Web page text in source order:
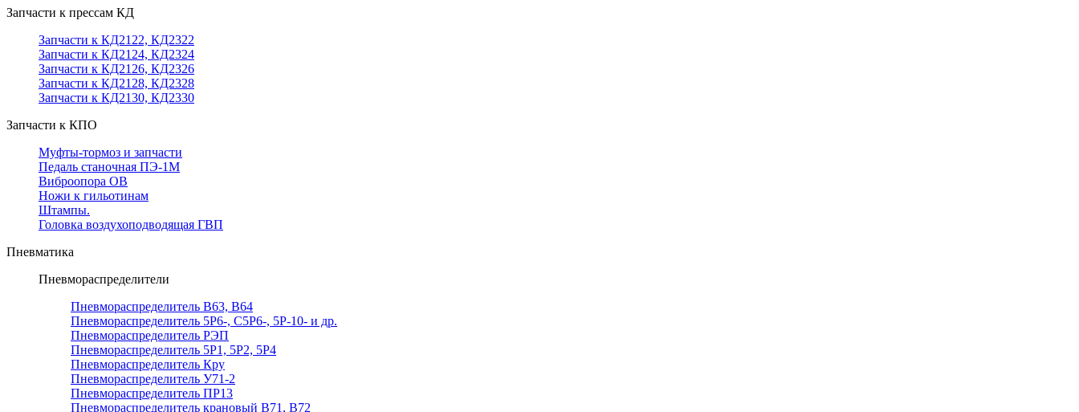
Запчасти к прессам КД
Запчасти к КД2122, КД2322
Запчасти к КД2124, КД2324
Запчасти к КД2126, КД2326
Запчасти к КД2128, КД2328
Запчасти к КД2130, КД2330
Запчасти к КПО
Муфты-тормоз и запчасти
Педаль станочная ПЭ-1М
Виброопора ОВ
Ножи к гильотинам
Штампы.
Головка воздухоподводящая ГВП
Пневматика
Пневмораспределители
Пневмораспределитель В63, В64
Пневмораспределитель 5Р6-, С5Р6-, 5Р-10- и др.
Пневмораспределитель РЭП
Пневмораспределитель 5Р1, 5Р2, 5Р4
Пневмораспределитель Кру
Пневмораспределитель У71-2
Пневмораспределитель ПР13
Пневмораспределитель крановый В71, В72